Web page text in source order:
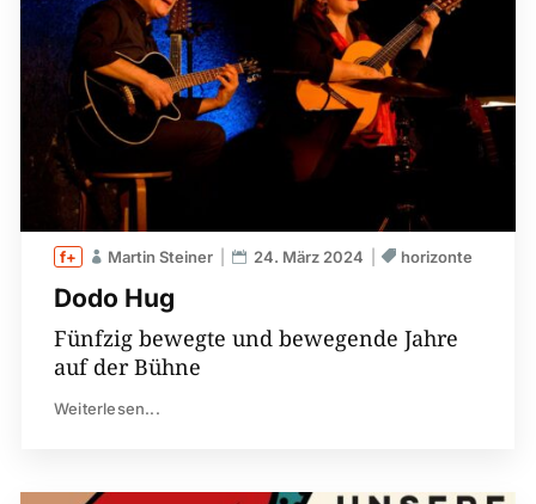
Dodo Hug
Martin Steiner 24. März 2024 horizonte
Fünfzig bewegte und bewegende Jahre
auf der Bühne
Weiterlesen...